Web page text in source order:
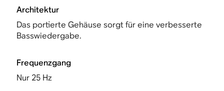
Architektur
Das portierte Gehäuse sorgt für eine verbesserte
Basswiedergabe.
Frequenzgang
Nur 25 Hz